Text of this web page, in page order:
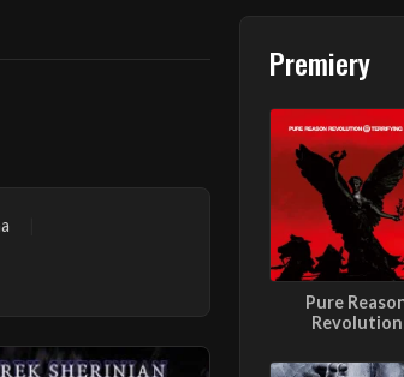
Premiery
Pure
Revolution